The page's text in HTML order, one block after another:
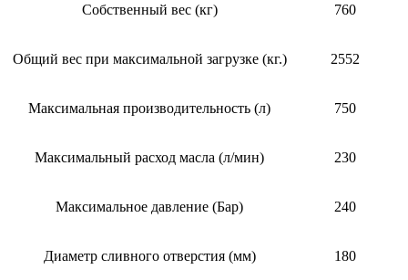
Собственный вес (кг) 760
Общий вес при максимальной загрузке (кг.) 2552
Максимальная производительность (л) 750
Максимальный расход масла (л/мин) 230
Максимальное давление (Бар) 240
Диаметр сливного отверстия (мм) 180